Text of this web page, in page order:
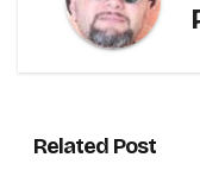
Related Post